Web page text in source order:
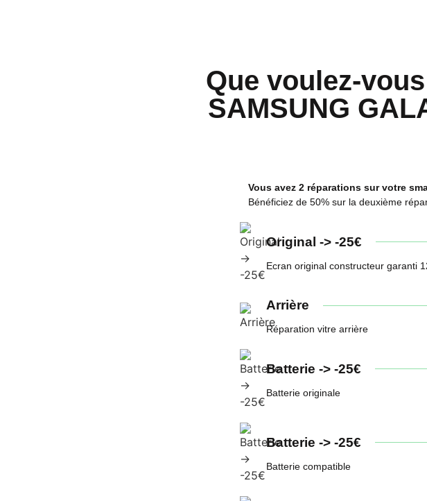
Que voulez-
SAMSUNG
Vous avez 2 réparations sur votre
Bénéficiez de 50% sur la deuxième
Original -> -25€
Ecran original constructeur garanti
Arrière
Réparation vitre arrière
Batterie -> -25€
Batterie originale
Batterie -> -25€
Batterie compatible